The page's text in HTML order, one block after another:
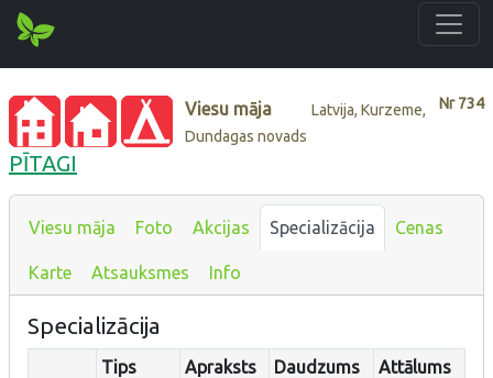
Nr734
Viesu māja
Latvija, Kurzeme,
Dundagas novads
PĪTAGI
Viesu māja Foto Akcijas Specializācija Cenas
Karte Atsauksmes Info
Specializācija
Tips Apraksts Daudzums
Attālums